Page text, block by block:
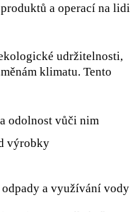
a operací na lidi
udržitelnosti,
klimatu. Tento
odolnost vůči nim
výrobky
a využívání vody